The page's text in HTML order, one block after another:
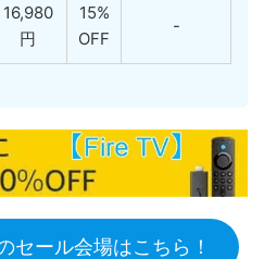
16,980
円
15%
OFF
-
セール会場はこちら！